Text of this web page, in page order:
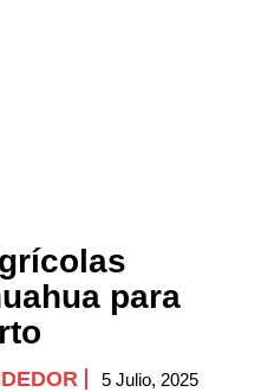
para
5 Julio, 2025